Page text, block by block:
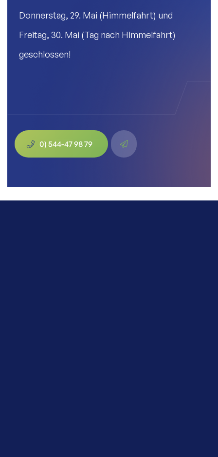
Donnerstag, 29. Mai (Himmelfahrt) und
Freitag, 30. Mai (Tag nach Himmelfahrt)
geschlossen!
0) 544-47 98 79